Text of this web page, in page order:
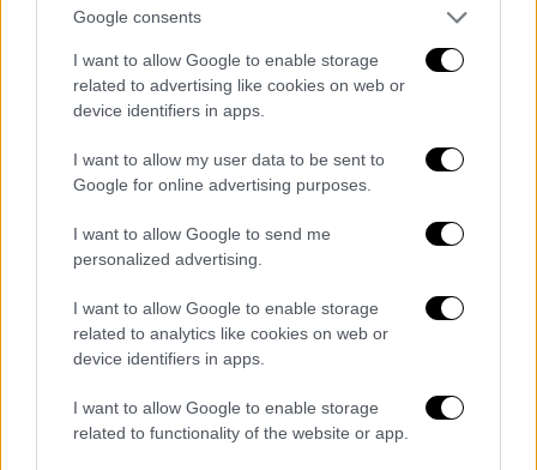
Google consents
I want to allow Google to enable storage
related to advertising like cookies on web or
device identifiers in apps.
I want to allow my user data to be sent to
Google for online advertising purposes.
I want to allow Google to send me
personalized advertising.
I want to allow Google to enable storage
related to analytics like cookies on web or
device identifiers in apps.
I want to allow Google to enable storage
related to functionality of the website or app.
Τα σκάνδαλα και οι σκοτεινές
υποθέσεις που εμπλέκεται ο πρόεδρος
της χώρας
Δείτε περισσότερα εδώ
03.12.2024 19:56
Οι βουλευτές περιμένουν την
ανταπόκριση του προέδρου